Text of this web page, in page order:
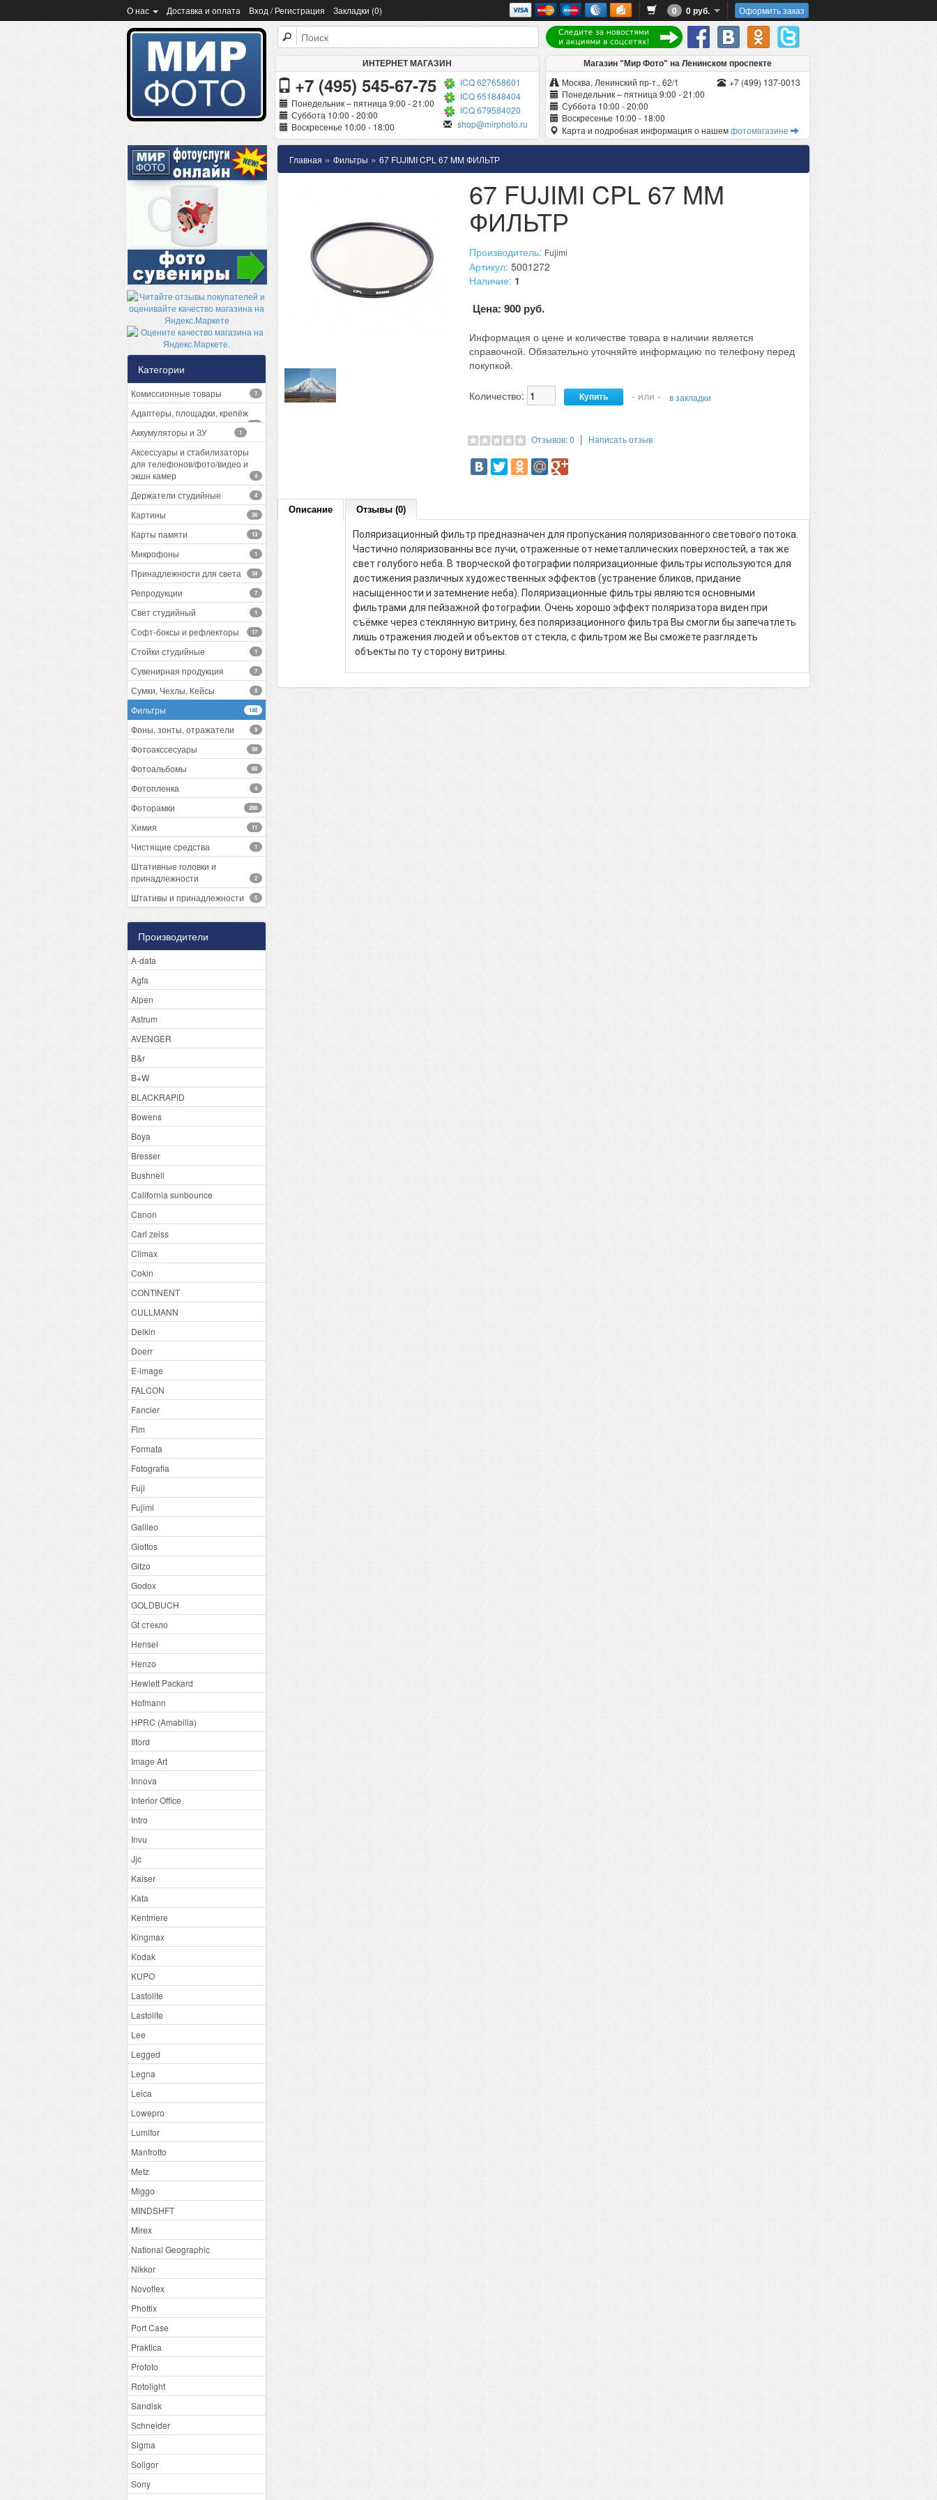
О нас Доставка и оплата Вход / Регистрация Закладки (0) Оформить заказ
0 0 руб.
Магазин "Мир Фото" на Ленинском проспекте
Москва, Ленинский пр-т., 62/1
Понедельник – пятница 9:00 - 21:00
Суббота 10:00 - 20:00
Воскресенье 10:00 - 18:00
+7 (499) 137-0013
Карта и подробная информация о нашемфотомагазине
ИНТЕРНЕТ МАГАЗИН
+7 (495) 545-67-75
Понедельник – пятница 9:00 - 21:00
Суббота 10:00 - 20:00
Воскресенье 10:00 - 18:00
ICQ 627658601
ICQ 651848404
ICQ 679584020
shop@mirphoto.ru
Категории
Комиссионные товары 7
Адаптеры, площадки, крепёж
13
Аккумуляторы и ЗУ 1
Аксессуары и стабилизаторы
для телефонов/фото/видео и
экшн камер
4
Держатели студийные 4
Картины 36
Карты памяти 13
Микрофоны 1
Принадлежности для света 34
Репродукции 7
Свет студийный 1
Софт-боксы и рефлекторы 17
Стойки студийные 1
Сувенирная продукция 7
Сумки, Чехлы, Кейсы 5
Фильтры 148
Фоны, зонты, отражатели 9
Фотоакссесуары 58
Фотоальбомы 69
Фотопленка 4
Фоторамки 288
Химия 11
Чистящие средства 1
Штативные головки и
принадлежности
2
Штативы и принадлежности 5
Производители
A-data
Agfa
Alpen
Astrum
AVENGER
B&r
B+W
BLACKRAPID
Bowens
Boya
Bresser
Bushnell
California sunbounce
Canon
Carl zeiss
Climax
Cokin
CONTINENT
CULLMANN
Delkin
Doerr
E-image
FALCON
Fancier
Flm
Formata
Fotografia
Fuji
Fujimi
Galileo
Giottos
Gitzo
Godox
GOLDBUCH
Gt стекло
Hensel
Henzo
Hewlett Packard
Hofmann
HPRC (Amabilia)
Ilford
Image Art
Innova
Interior Office
Intro
Invu
Jjc
Kaiser
Kata
Kentmere
Kingmax
Kodak
KUPO
Lastolite
Lastolite
Lee
Legged
Legna
Leica
Lowepro
Lumifor
Manfrotto
Metz
Miggo
MINDSHFT
Mirex
National Geographic
Nikkor
Novoflex
Phottix
Port Case
Praktica
Profoto
Rotolight
Sandisk
Schneider
Sigma
Soligor
Sony
Главная » Фильтры » 67 FUJIMI CPL 67 MM ФИЛЬТР
67 FUJIMI CPL 67 MM
ФИЛЬТР
Производитель: Fujimi
Артикул: 5001272
Наличие: 1
Цена: 900 руб.
Информация о цене и количестве товара в наличии является
справочной. Обязательно уточняйте информацию по телефону перед
покупкой.
Количество: - или - в закладки
Отзывов: 0 | Написать отзыв
Описание Отзывы (0)
Поляризационный фильтр предназначен для пропускания поляризованного светового потока.
Частично поляризованны все лучи, отраженные от неметаллических поверхностей, а так же
свет голубого неба. В творческой фотографии поляризационные фильтры используются для
достижения различных художественных эффектов (устранение бликов, придание
насыщенности и затемнение неба). Поляризационные фильтры являются основными
фильтрами для пейзажной фотографии. Очень хорошо эффект поляризатора виден при
съёмке через стеклянную витрину, без поляризационного фильтра Вы смогли бы запечатлеть
лишь отражения людей и объектов от стекла, с фильтром же Вы сможете разглядеть
объекты по ту сторону витрины.